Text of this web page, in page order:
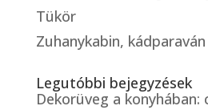
Tükör
Zuhanykabin, kádparaván
Legutóbbi bejegyzések
Dekorüveg a